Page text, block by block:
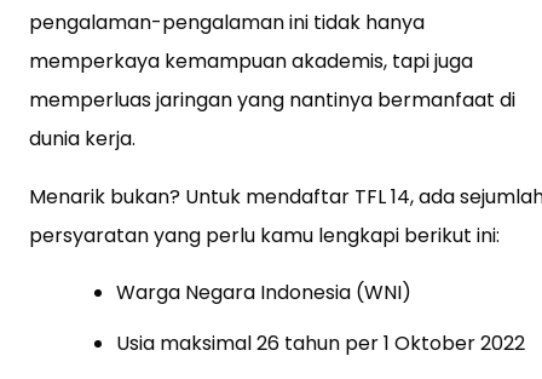
pengalaman-pengalaman ini tidak hanya
memperkaya kemampuan akademis, tapi juga
memperluas jaringan yang nantinya bermanfaat di
dunia kerja.
Menarik bukan? Untuk mendaftar TFL 14, ada
persyaratan yang perlu kamu lengkapi berikut ini:
Warga Negara Indonesia (WNI)
Usia maksimal 26 tahun per 1 Oktober 2022